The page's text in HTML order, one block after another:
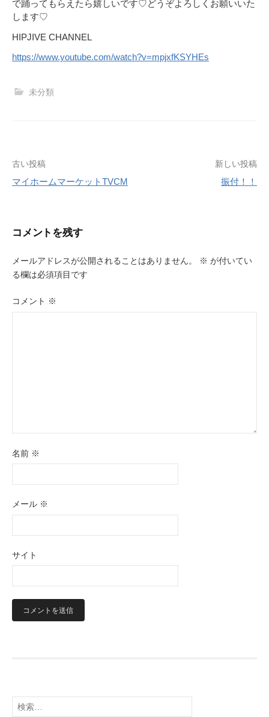
で踊ってもらえたら嬉しいです♡どうぞよろしくお願いいた
します♡
HIPJIVE CHANNEL
https://www.youtube.com/watch?v=mpjxfKSYHEs
未分類
投
稿
ビ
ゲ
ー
シ
古い投稿
マイホームマーケットTVCM
新しい投稿
振付！！
コメントを残す
メールアドレスが公開されることはありません。 ※ が付いてい
る欄は必須項目です
コメント ※
名前 ※
メール ※
サイト
検
索: